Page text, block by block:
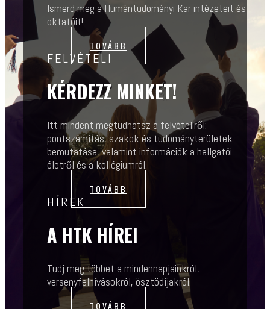
Ismerd meg a Humántudományi Kar intézeteit és
oktatóit!
TOVÁBB
FELVÉTELI
KÉRDEZZ MINKET!
Itt mindent megtudhatsz a felvételiről:
pontszámítás, szakok és tudományterületek
bemutatása, valamint információk a hallgatói
életről és a kollégiumról.
TOVÁBB
HÍREK
A HTK HÍREI
Tudj meg többet a mindennapjainkról,
versenyfelhívásokról, ösztödíjakról.
TOVÁBB